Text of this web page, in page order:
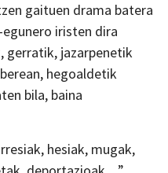
gaituen drama batera
iristen dira
gerratik, jazarpenetik
hegoaldetik
bila, baina
hesiak, mugak,